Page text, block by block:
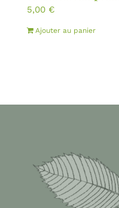
5,00 €
Ajouter au panier